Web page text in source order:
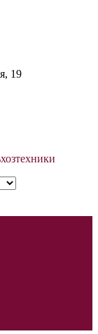
19